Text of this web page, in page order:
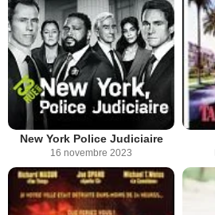
New York Police Judiciaire
16 novembre 2023